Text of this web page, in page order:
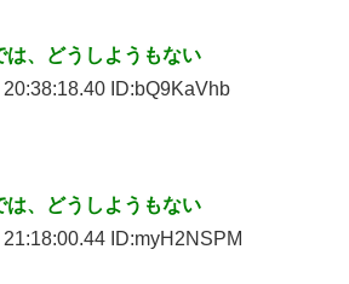
は、どうしようもない
ID:bQ9KaVhb
は、どうしようもない
ID:myH2NSPM